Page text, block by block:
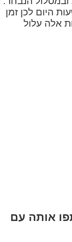
היום לכן זמן
אלה עלול
אותה עם